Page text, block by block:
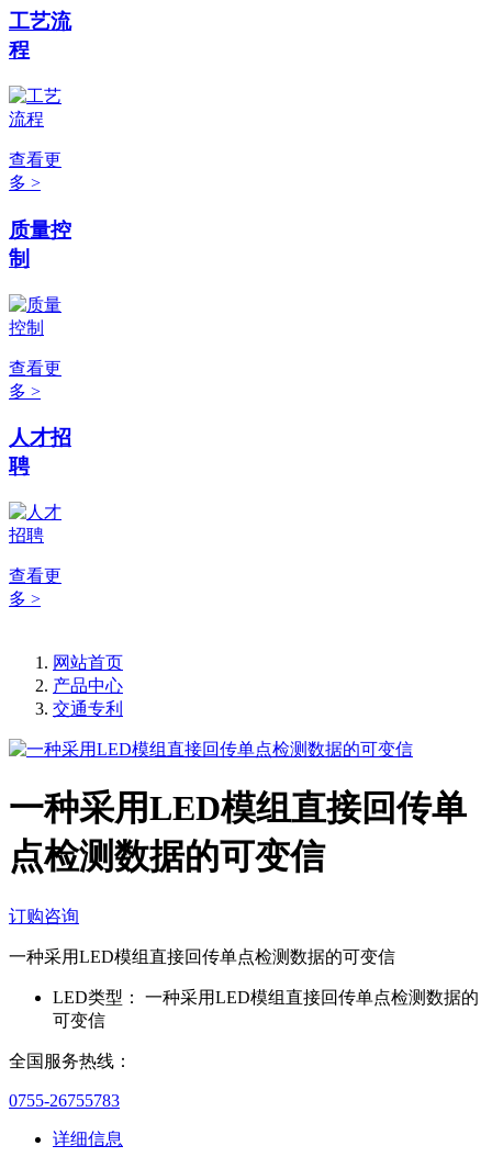
工艺流
程
查看更
多 >
质量控
制
查看更
多 >
人才招
聘
查看更
多 >
网站首页
产品中心
交通专利
一种采用LED模组直接回传单
点检测数据的可变信
订购咨询
一种采用LED模组直接回传单点检测数据的可变信
LED类型：
一种采用LED模组直接回传单点检测数据的
可变信
全国服务热线：
0755-26755783
详细信息